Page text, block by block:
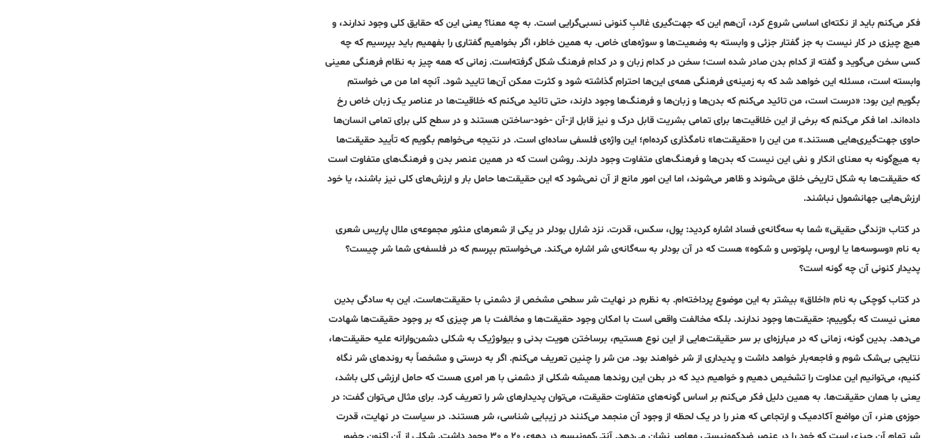
فکر می‌کنم باید از نکته‌ای اساسی شروع کرد، آن‌هم این که جهت‌گیری غالبِ کنونی نسبی‌گرایی است. به‌ چه‌ معنا؟ یعنی این که حقایق کلی وجود ندارند، و
هیچ چیزی در کار نیست به‌ جز گفتار جزئی و وابسته‌ به‌ وضعیت‌ها و سوژه‌های خاص. به‌ همین خاطر، اگر بخواهیم گفتاری را بفهمیم باید بپرسیم که چه‌
کسی سخن می‌گوید و گفته‌ از کدام بدن صادر شده ‌است؛‌ سخن در کدام زبان و در کدام فرهنگ شکل گرفته‌است. زمانی که همه‌ چیز به‌ نظام فرهنگی معینی
وابسته‌ است، مسئله‌‌ این خواهد شد که به‌ زمینه‌ی فرهنگی همه‌ی این‌ها احترام گذاشته‌ شود و کثرت ممکن آن‌ها تایید شود. آنچه‌ اما من می خواستم
بگویم این بود: «درست است، من تائید می‌کنم که بدن‌ها و زبان‌ها و فرهنگ‌ها وجود دارند، حتی تائید می‌کنم که خلاقیت‌ها در عناصر یک زبان خاص رخ
داده‌اند. اما فکر می‌کنم که برخی از این خلاقیت‌ها برای تمامی بشریت قابل درک و نیز قابل از-آن -خود-ساختن هستند و در سطح کلی برای تمامی انسان‌ها
حاوی جهت‌گیری‌هایی هستند.» من این را «حقیقت‌ها» نامگذاری کرده‌ام؛ این واژه‌ی فلسفی ساده‌ای است. در نتیجه‌ می‌خواهم بگویم که تأیید حقیقت‌ها
به‌ هیچ‌گونه‌ به‌ معنای انکار و نفی این نیست که بدن‌ها و فرهنگ‌های متفاوت وجود دارند. روشن است که در همین عنصر بدن و فرهنگ‌های متفاوت است
که حقیقت‌ها به‌ شکل تاریخی خلق می‌شوند و ظاهر می‌شوند، اما این امور مانع از آن نمی‌شود که این حقیقت‌ها حامل بار و ارزش‌های کلی نیز باشند، یا خود
ارزش‌هایی جهانشمول نباشند.
در کتاب «زندگی حقیقی» شما به‌ سه‌گانه‌ی فساد اشاره‌ کردید: پول، سکس، قدرت. نزد شارل بودلر در یکی از شعرهای منثور مجموعه‌ی ملال پاریس شعری
به‌ نام «وسوسه‌ها یا اروس، پلوتوس و شکوه» هست که در آن بودلر به‌ سه‌گانه‌ی شر اشاره‌ می‌کند. می‌خواستم بپرسم که در فلسفه‌ی شما شر چیست؟
پدیدار کنونی آن چه‌ گونه‌ است؟
در کتاب کوچکی به‌ نام «اخلاق» بیشتر به‌ این موضوع پرداخته‌ام. به‌ نظرم در نهایت شر سطحی مشخص از دشمنی با حقیقت‌هاست. این به‌ ساد‌گی بدین
معنی نیست که بگوییم: حقیقت‌ها وجود ندارند. بلکه مخالفت واقعی است با‌ امکان وجود حقیقت‌ها و مخالفت با هر چیزی که بر وجود حقیقت‌ها شهادت
می‌دهد. بدین گونه‌، زمانی که در مبارزه‌ای بر سر حقیقت‌هایی از این نوع هستیم، برساختن هویت بدنی و بیولوژیک به‌ شکلی دشمن‌وارانه‌ علیه‌ حقیقت‌ها،
نتایجی بی‌شک شوم و فاجعه‌بار خواهد داشت و پدیداری از شر خواهند بود. من شر را چنین تعریف می‌کنم. اگر به‌ درستی و مشخصاً به‌ روندهای شر نگاه
کنیم، می‌توانیم این عداوت را تشخیص دهیم و خواهیم دید که در بطن این روندها همیشه‌ شکلی از دشمنی با هر امری هست که حامل ارزشی کلی باشد،
یعنی با همان حقیقت‌ها. به‌ همین دلیل فکر می‌کنم بر اساس گونه‌های متفاوت حقیقت، می‌توان پدیدارهای شر را تعریف کرد. برای مثال می‌توان گفت: در
حوزه‌ی هنر، آن مواضع آکادمیک و ارتجاعی که هنر را در یک لحظه‌ از وجود آن منجمد می‌کنند در زیبایی شناسی، شر هستند. در سیاست در نهایت، قدرت